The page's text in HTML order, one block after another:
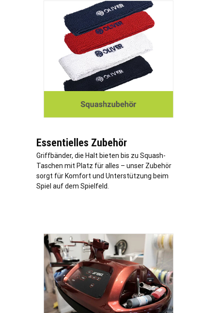
Essentielles Zubehör
Griffbänder, die Halt bieten bis zu Squash-
Taschen mit Platz für alles – unser Zubehör
sorgt für Komfort und Unterstützung beim
Spiel auf dem Spielfeld.